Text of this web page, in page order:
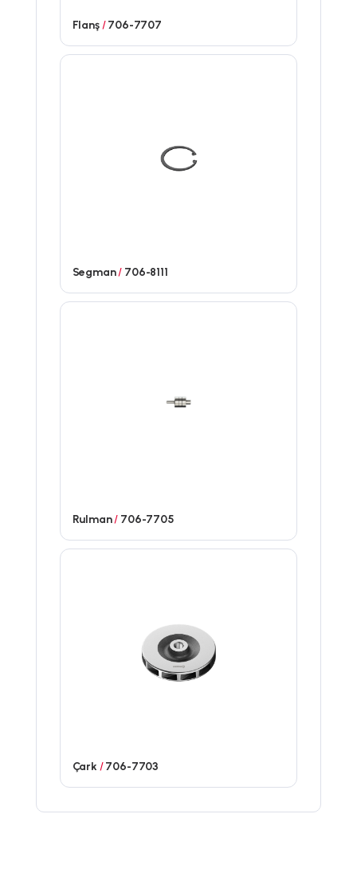
Flanş/706-7707
Segman/ 706-8111
Rulman/ 706-7705
Çark /706-7703